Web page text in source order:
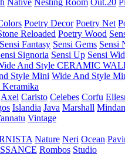
Native Nesting Room Out.20
Poetry Decor Poetry Net
Reloaded Poetry Wood
Sensi Fantasy Sensi Gems Sensi
Signoria Sensi Up Sensi
And Style CERAMIC
Style Mini Wide And Style
Axel Caristo Celebes Corfu
Islandia Java Marshall
Vintage
Nature Neri Ocean
Rombos Studio